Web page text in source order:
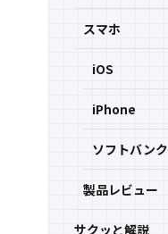
スマホ
iOS
iPhone
ソフトバンク
製品レビュー
サクッと解説